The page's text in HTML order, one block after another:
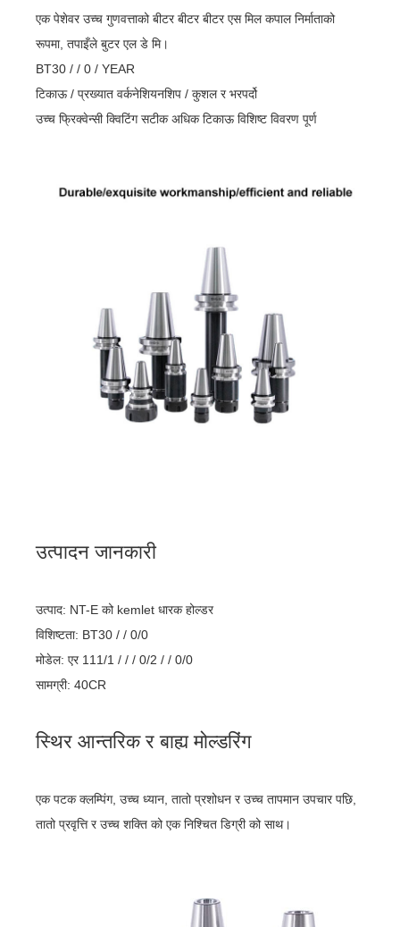
एक पेशेवर उच्च गुणवत्ताको बीटर बीटर बीटर एस मिल कपाल निर्माताको
रूपमा, तपाइँले बुटर एल डे मि।
BT30 / / 0 / YEAR
टिकाऊ / प्रख्यात वर्कनेशियनशिप / कुशल र भरपर्दो
उच्च फ्रिक्वेन्सी क्विटिंग सटीक अधिक टिकाऊ विशिष्ट विवरण पूर्ण
उत्पादन जानकारी
उत्पाद: NT-E को kemlet धारक होल्डर
विशिष्टता: BT30 / / 0/0
मोडेल: एर 111/1 / / / 0/2 / / 0/0
सामग्री: 40CR
स्थिर आन्तरिक र बाह्य मोल्डरिंग
एक पटक क्लम्पिंग, उच्च ध्यान, तातो प्रशोधन र उच्च तापमान उपचार पछि,
तातो प्रवृत्ति र उच्च शक्ति को एक निश्चित डिग्री को साथ।